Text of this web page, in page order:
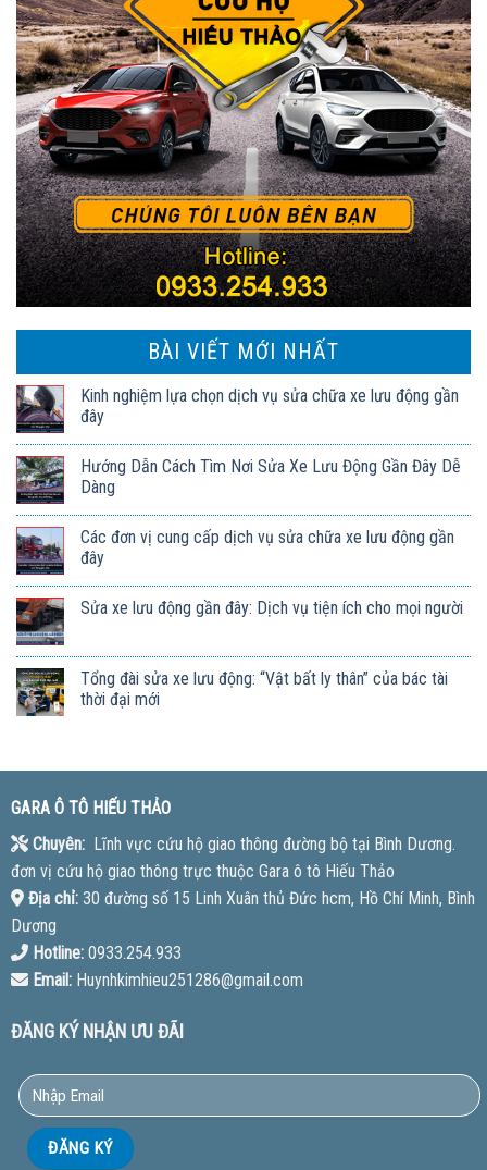
BÀI VIẾT MỚI NHẤT
Kinh nghiệm lựa chọn dịch vụ sửa chữa xe lưu động gần
đây
Hướng Dẫn Cách Tìm Nơi Sửa Xe Lưu Động Gần Đây Dễ
Dàng
Các đơn vị cung cấp dịch vụ sửa chữa xe lưu động gần
đây
Sửa xe lưu động gần đây: Dịch vụ tiện ích cho mọi người
Tổng đài sửa xe lưu động: “Vật bất ly thân” của bác tài
thời đại mới
GARA Ô TÔ HIẾU THẢO
Chuyên:Lĩnh vực cứu hộ giao thông đường bộ tại Bình Dương.
đơn vị cứu hộ giao thông trực thuộc Gara ô tô Hiếu Thảo
Địa chỉ:30 đường số 15 Linh Xuân thủ Đức hcm, Hồ Chí Minh, Bình
Dương
Hotline:0933.254.933
Email:Huynhkimhieu251286@gmail.com
ĐĂNG KÝ NHẬN ƯU ĐÃI